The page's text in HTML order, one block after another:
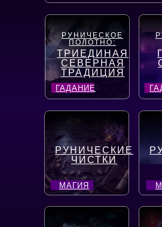
РУНИЧЕСКОЕ
ПОЛОТНО:
ТРИЕДИНАЯ
СЕВЕРНАЯ
ТРАДИЦИЯ
ГАДАНИЕ
РУНИЧЕСКИЕ
ЧИСТКИ
МАГИЯ